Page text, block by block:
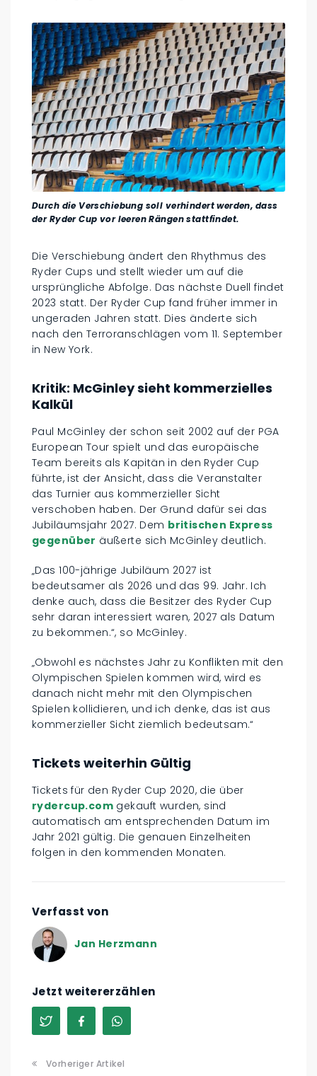
Durch die Verschiebung soll verhindert werden, dass
der Ryder Cup vor leeren Rängen stattfindet.
Die Verschiebung ändert den Rhythmus des
Ryder Cups und stellt wieder um auf die
ursprüngliche Abfolge. Das nächste Duell findet
2023 statt. Der Ryder Cup fand früher immer in
ungeraden Jahren statt. Dies änderte sich
nach den Terroranschlägen vom 11. September
in New York.
Kritik: McGinley sieht kommerzielles
Kalkül
Paul McGinley der schon seit 2002 auf der PGA
European Tour spielt und das europäische
Team bereits als Kapitän in den Ryder Cup
führte, ist der Ansicht, dass die Veranstalter
das Turnier aus kommerzieller Sicht
verschoben haben. Der Grund dafür sei das
Jubiläumsjahr 2027. Dem britischen Express
gegenüber äußerte sich McGinley deutlich.
„Das 100-jährige Jubiläum 2027 ist
bedeutsamer als 2026 und das 99. Jahr. Ich
denke auch, dass die Besitzer des Ryder Cup
sehr daran interessiert waren, 2027 als Datum
zu bekommen.“, so McGinley.
„Obwohl es nächstes Jahr zu Konflikten mit den
Olympischen Spielen kommen wird, wird es
danach nicht mehr mit den Olympischen
Spielen kollidieren, und ich denke, das ist aus
kommerzieller Sicht ziemlich bedeutsam.“
Tickets weiterhin Gültig
Tickets für den Ryder Cup 2020, die über
rydercup.com gekauft wurden, sind
automatisch am entsprechenden Datum im
Jahr 2021 gültig. Die genauen Einzelheiten
folgen in den kommenden Monaten.
Verfasst von
Jan Herzmann
Jetzt weitererzählen
Vorheriger Artikel